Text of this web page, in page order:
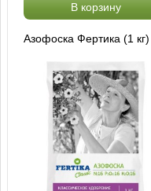
В корзину
Азофоска Фертика (1 кг)